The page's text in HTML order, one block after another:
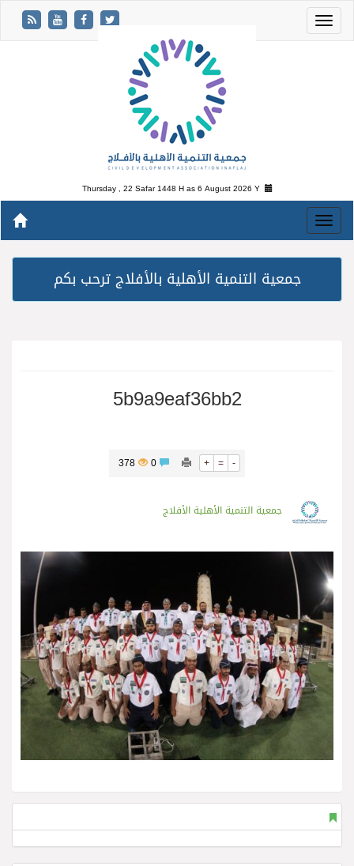
Thursday , 22 Safar 1448 H as6 August 2026 Y
جمعية التنمية الأهلية بالأفلاج ترحب بكم
5b9a9eaf36bb2
+ = -
378
جمعية التنمية الأهلية الأفلاج